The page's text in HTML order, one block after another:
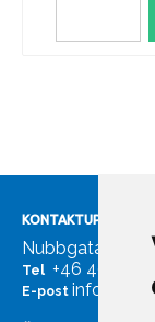
KONTAKTUPPGIFTER
Nubbgatan 7,
Tel +46 40185561
E-post